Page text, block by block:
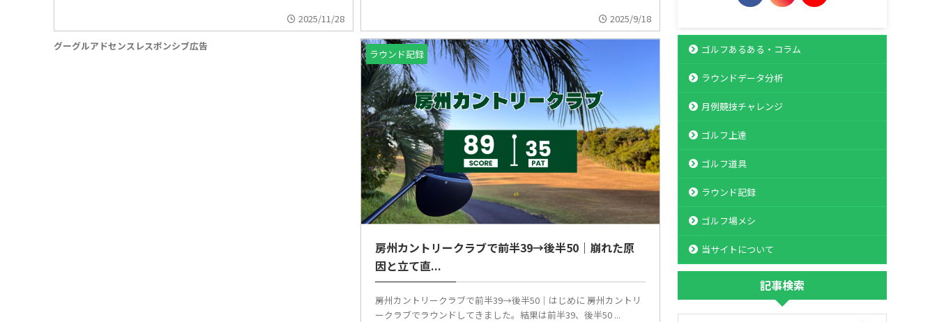
2025/11/28
2025/9/18
グーグルアドセンスレスポンシブ広告
ラウンド記録
房州カントリークラブで前半39→後半50｜崩れた原
因と立て直...
房州カントリークラブで前半39→後半50｜はじめに 房州カントリ
ークラブでラウンドしてきました。結果は前半39、後半50 ...
ゴルフあるある・コラム
ラウンドデータ分析
月例競技チャレンジ
ゴルフ上達
ゴルフ道具
ラウンド記録
ゴルフ場メシ
当サイトについて
記事検索